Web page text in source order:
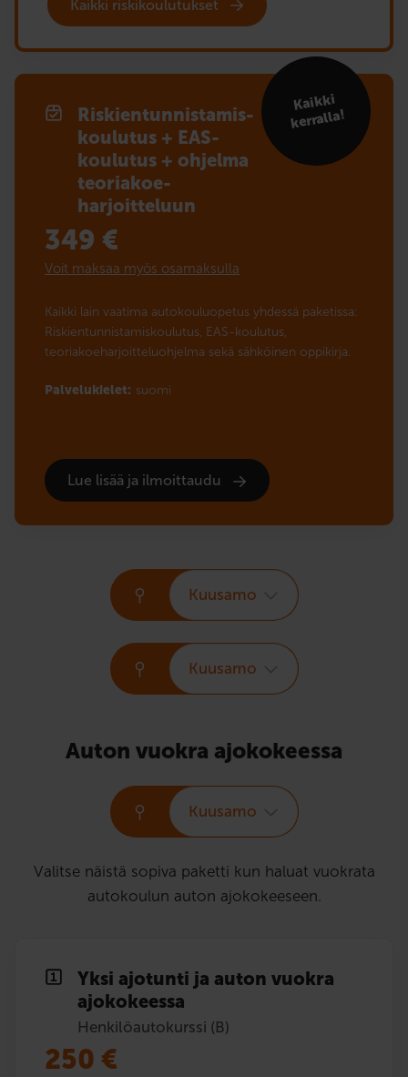
Kaikki riskikoulutukset
Riskien­tunnistamis­
koulutus + EAS-
koulutus + ohjelma
teoriakoe­­
harjoitteluun
Kaikki
kerralla!
349 €
Voit maksaa myös osamaksulla
Kaikki lain vaatima autokouluopetus yhdessä paketissa:
Riskientunnistamiskoulutus, EAS-koulutus,
teoriakoeharjoitteluohjelma sekä sähköinen oppikirja.
Palvelukielet: suomi
Lue lisää ja ilmoittaudu
Kuusamo
Kuusamo
Auton vuokra ajokokeessa
Kuusamo
Valitse näistä sopiva paketti kun haluat vuokrata
autokoulun auton ajokokeeseen.
Yksi ajotunti ja auton vuokra
ajokokeessa
Henkilöautokurssi (B)
250 €